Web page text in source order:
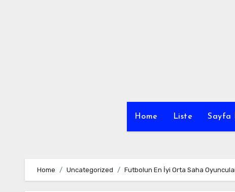
Home Liste Sayfa
Home Uncategorized Futbolun En İyi Orta Saha